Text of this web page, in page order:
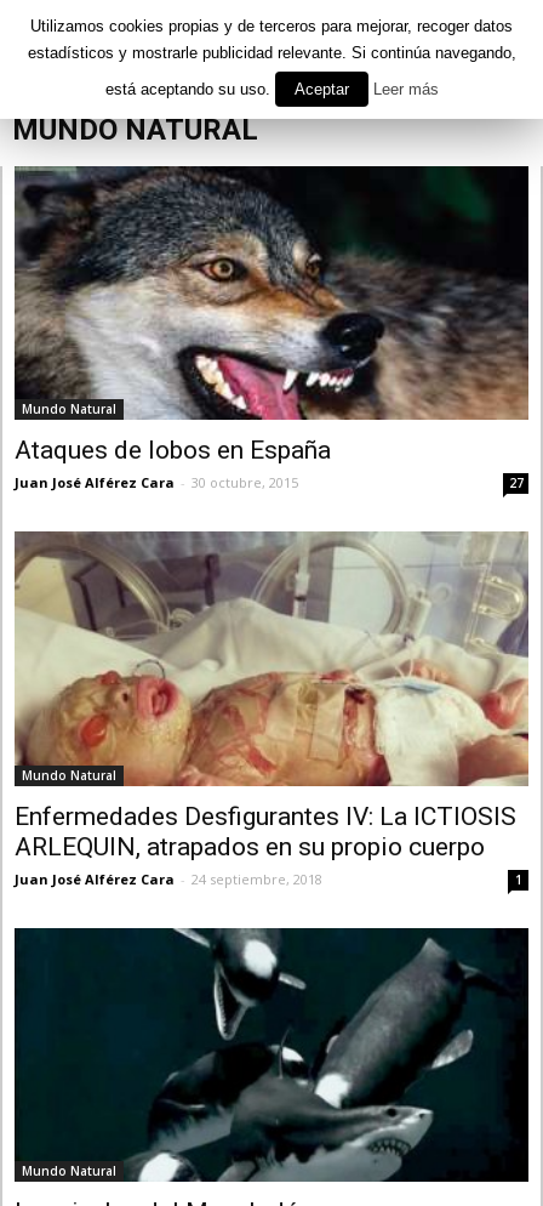
Curiosidades Mundo Natural
MUNDO NATURAL
Mundo Natural
Ataques de lobos en España
Juan José Alférez Cara - 30 octubre, 2015 27
Mundo Natural
Enfermedades Desfigurantes IV: La ICTIOSIS
ARLEQUIN, atrapados en su propio cuerpo
Juan José Alférez Cara - 24 septiembre, 2018 1
Mundo Natural
Utilizamos cookies propias y de terceros para mejorar, recoger datos
estadísticos y mostrarle publicidad relevante. Si continúa navegando,
está aceptando su uso.
Aceptar Leer más